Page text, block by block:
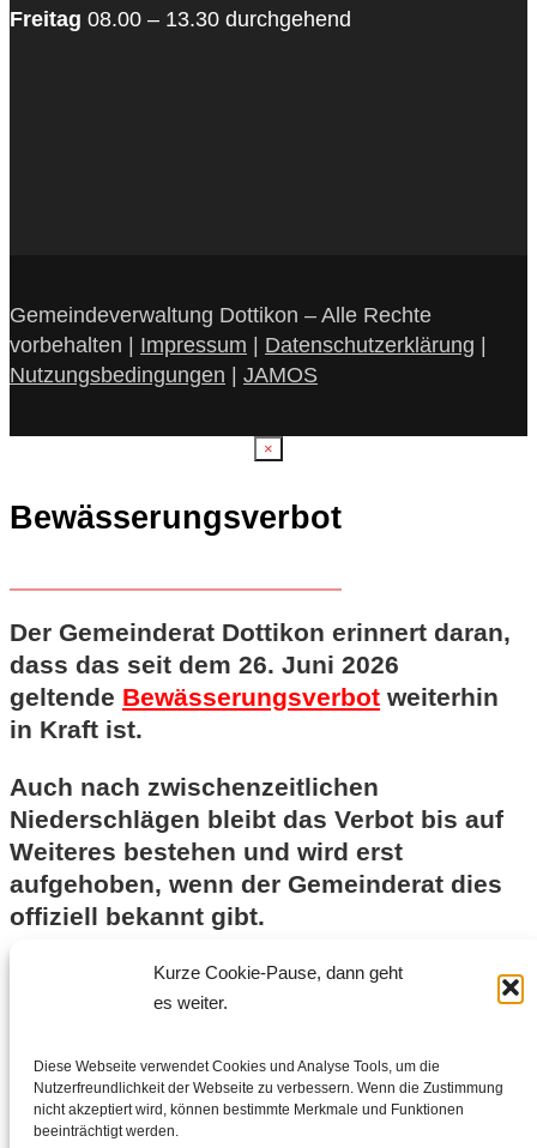
Kurze Cookie-Pause, dann geht
es weiter.
Diese Webseite verwendet Cookies und Analyse Tools, um die
Nutzerfreundlichkeit der Webseite zu verbessern. Wenn die Zustimmung
nicht akzeptiert wird, können bestimmte Merkmale und Funktionen
beeinträchtigt werden.
Freitag 08.00 – 13.30 durchgehend
Gemeindeverwaltung Dottikon – Alle Rechte
vorbehalten | Impressum | Datenschutzerklärung |
Nutzungsbedingungen | JAMOS
×
Bewässerungsverbot
Der Gemeinderat Dottikon erinnert daran,
dass das seit dem 26. Juni 2026
geltende Bewässerungsverbot weiterhin
in Kraft ist.
Auch nach zwischenzeitlichen
Niederschlägen bleibt das Verbot bis auf
Weiteres bestehen und wird erst
aufgehoben, wenn der Gemeinderat dies
offiziell bekannt gibt.
Die Bevölkerung wird gebeten, die
Bestimmungen weiterhin einzuhalten und
umzugehen. Vielen Dank für Ihr
Verständnis.